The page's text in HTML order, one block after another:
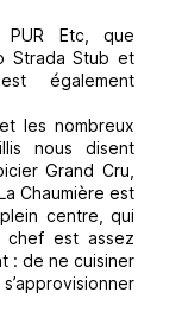
PUR Etc, que
Strada Stub et
également
les nombreux
nous disent
Grand Cru,
Chaumière est
centre, qui
est assez
: de ne cuisiner